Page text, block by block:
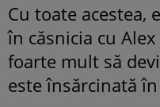
Cu toate acestea,
în căsnicia cu
foarte mult să
este însărcinată